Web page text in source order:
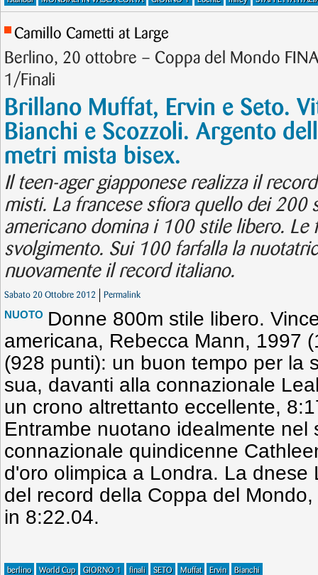
Camillo Cametti at Large
Berlino, 20 ottobre – Coppa del Mondo
1/Finali
Brillano Muffat, Ervin e Seto.
Bianchi e Scozzoli. Argento
metri mista bisex.
Il teen-ager giapponese realizza il
misti. La francese sfiora quello dei 200
americano domina i 100 stile libero. Le
svolgimento. Sui 100 farfalla la
nuovamente il record italiano.
Sabato 20 Ottobre 2012 Permalink
NUOTO Donne 800m stile libero.
americana, Rebecca Mann, 1997
(928 punti): un buon tempo per la
sua, davanti alla connazionale
un crono altrettanto eccellente,
Entrambe nuotano idealmente nel
connazionale quindicenne
d'oro olimpica a Londra. La dnese
del record della Coppa del
in 8:22.04.
berlino World Cup GIORNO 1 finali SETO Muffat Ervin Bianchi